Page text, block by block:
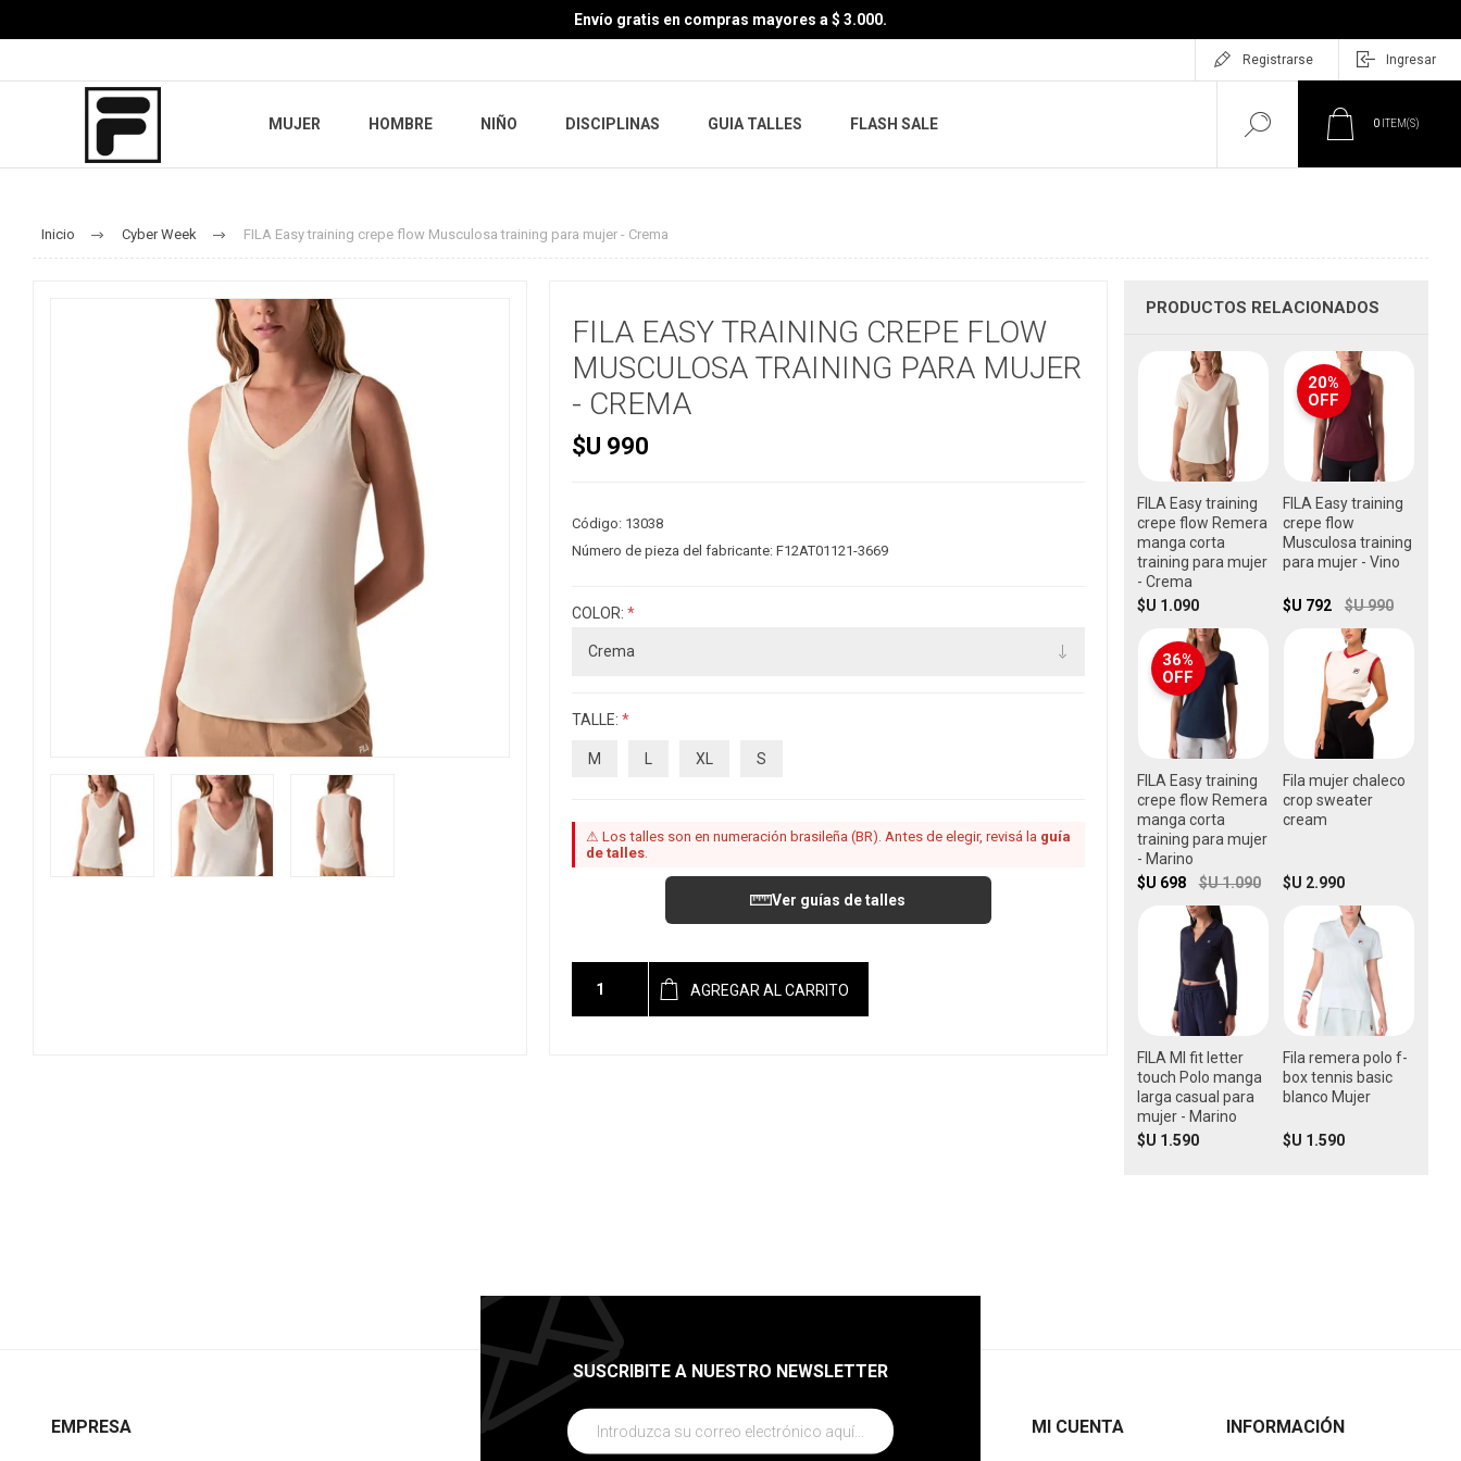
Envío gratis en compras mayores a $ 3.000.
Registrarse Ingresar
MUJER HOMBRE NIÑO DISCIPLINAS GUIA TALLES FLASH SALE 0 ITEM(S)
Inicio Cyber Week FILA Easy training crepe flow Musculosa training para mujer - Crema
FILA EASY TRAINING CREPE FLOW
MUSCULOSA TRAINING PARA MUJER
- CREMA
$U 990
Código: 13038
Número de pieza del fabricante: F12AT01121-3669
COLOR: *
TALLE: *
M L XL S
⚠ Los talles son en numeración brasileña (BR). Antes de elegir, revisá la guía
de talles.
Ver guías de talles
AGREGAR AL CARRITO
PRODUCTOS RELACIONADOS
FILA Easy training
crepe flow Remera
manga corta
training para mujer
- Crema
$U 1.090
20%
OFF
FILA Easy training
crepe flow
Musculosa training
para mujer - Vino
$U 792 $U 990
36%
OFF
FILA Easy training
crepe flow Remera
manga corta
training para mujer
- Marino
$U 698
$U 1.090
Fila mujer chaleco
crop sweater
cream
$U 2.990
FILA Ml fit letter
touch Polo manga
larga casual para
mujer - Marino
$U 1.590
Fila remera polo f-
box tennis basic
blanco Mujer
$U 1.590
SUSCRIBITE A NUESTRO NEWSLETTER
EMPRESA MI CUENTA INFORMACIÓN